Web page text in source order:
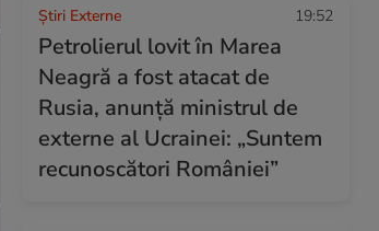
Știri Externe 19:52
Petrolierul lovit în Marea
Neagră a fost atacat de
Rusia, anunță ministrul de
externe al Ucrainei: „Suntem
recunoscători României”